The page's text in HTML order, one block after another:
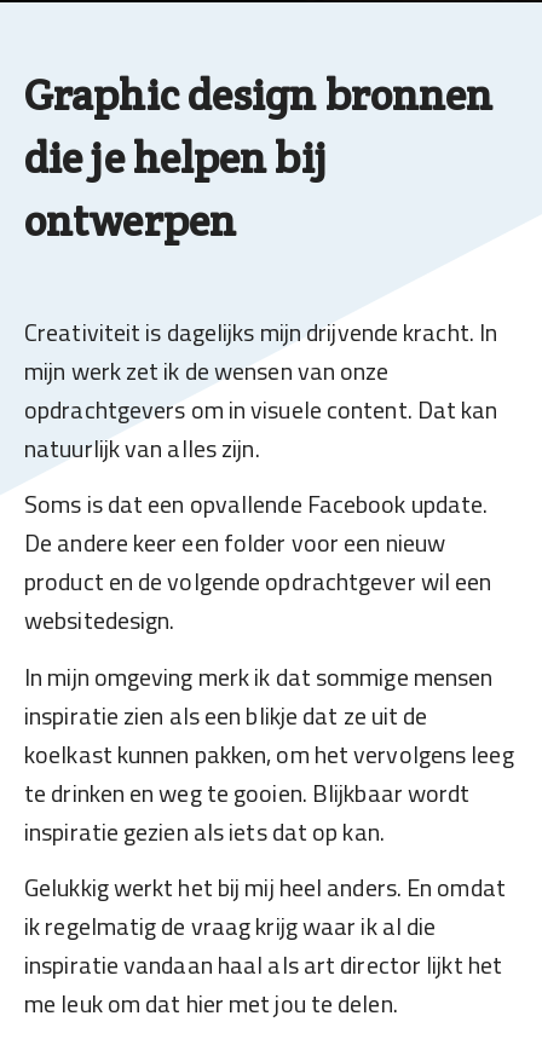
Graphic design bronnen
die je helpen bij
ontwerpen
Creativiteit is dagelijks mijn drijvende kracht. In
mijn werk zet ik de wensen van onze
opdrachtgevers om in visuele content. Dat kan
natuurlijk van alles zijn.
Soms is dat een opvallende Facebook update.
De andere keer een folder voor een nieuw
product en de volgende opdrachtgever wil een
websitedesign.
In mijn omgeving merk ik dat sommige mensen
inspiratie zien als een blikje dat ze uit de
koelkast kunnen pakken, om het vervolgens leeg
te drinken en weg te gooien. Blijkbaar wordt
inspiratie gezien als iets dat op kan.
Gelukkig werkt het bij mij heel anders. En omdat
ik regelmatig de vraag krijg waar ik al die
inspiratie vandaan haal als art director lijkt het
me leuk om dat hier met jou te delen.